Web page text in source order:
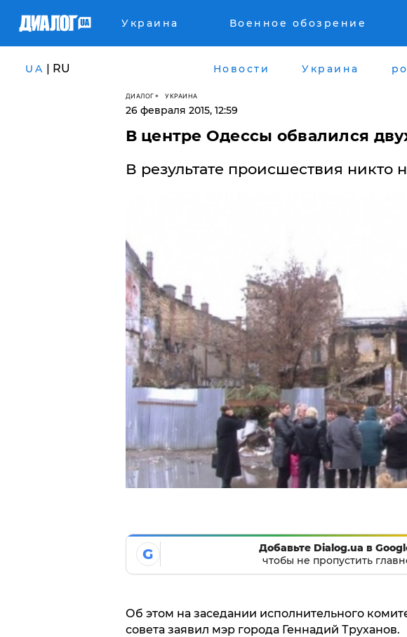
Украина Военное обозрение
UA | RU Новости Украина
ДИАЛОГ УКРАИНА
26 февраля 2015, 12:59
В центре Одессы обвалился
В результате происшествия никто
G
Добавьте Dialog.ua в
чтобы не пропустить
Об этом на заседании исполнительного
совета заявил мэр города Геннадий Труханов.